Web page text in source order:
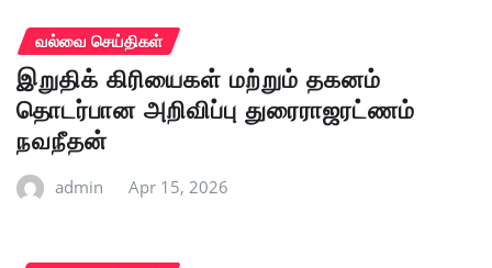
வல்வை செய்திகள்
இறுதிக் கிரியைகள் மற்றும் தகனம்
தொடர்பான அறிவிப்பு துரைராஜரட்ணம்
நவநீதன்
admin Apr 15, 2026